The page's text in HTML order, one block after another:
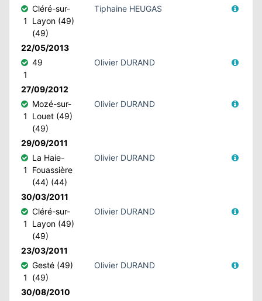
1
Cléré-sur-
Layon (49)
(49)
Tiphaine HEUGAS
22/05/2013
1
49 Olivier DURAND
27/09/2012
1
Mozé-sur-
Louet (49)
(49)
Olivier DURAND
29/09/2011
1
La Haie-
Fouassière
(44) (44)
Olivier DURAND
30/03/2011
1
Cléré-sur-
Layon (49)
(49)
Olivier DURAND
23/03/2011
1
Gesté (49)
(49)
Olivier DURAND
30/08/2010